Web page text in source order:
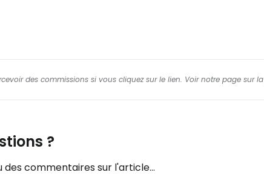
des commissions si vous cliquez sur le lien. Voir notre page sur la
?
des commentaires sur l'article...